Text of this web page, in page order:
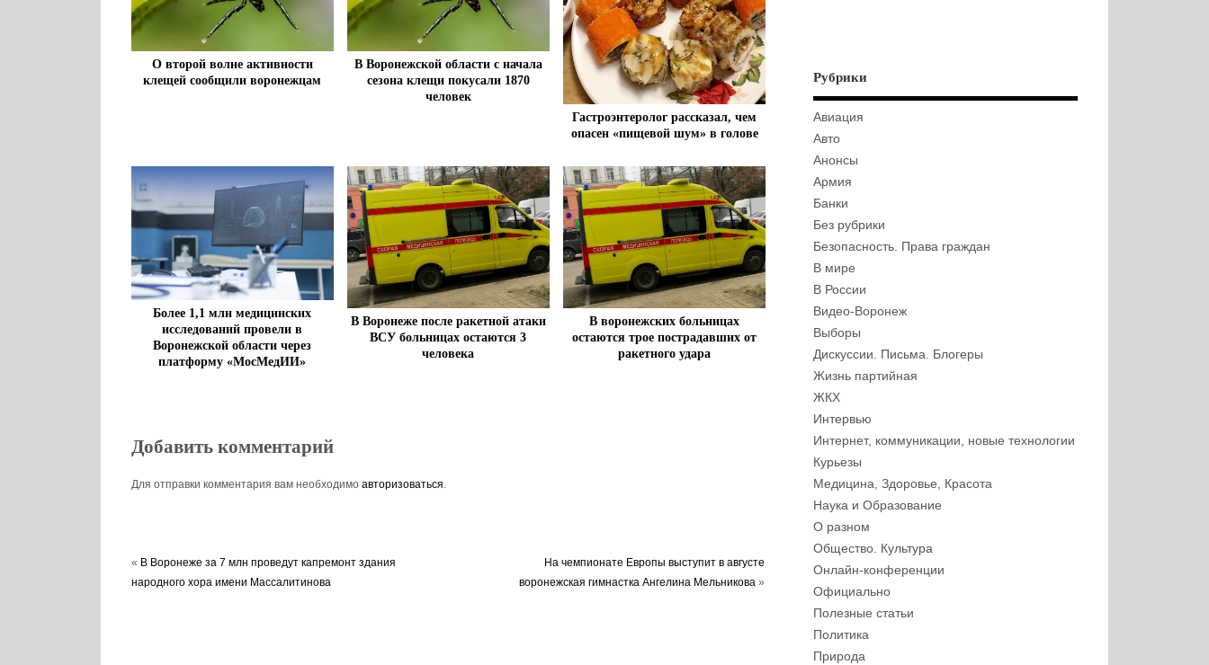
О второй волне активности
клещей сообщили воронежцам
В Воронежской области с начала
сезона клещи покусали 1870
человек
Гастроэнтеролог рассказал, чем
опасен «пищевой шум» в голове
Более 1,1 млн медицинских
исследований провели в
Воронежской области через
платформу «МосМедИИ»
В Воронеже после ракетной атаки
ВСУ больницах остаются 3
человека
В воронежских больницах
остаются трое пострадавших от
ракетного удара
Добавить комментарий
Для отправки комментария вам необходимо авторизоваться
« В Воронеже за 7 млн проведут капремонт здания
народного хора имени Массалитинова
На чемпионате Европы выступит в августе
воронежская гимнастка Ангелина Мельникова »
Рубрики
Авиация
Авто
Анонсы
Армия
Банки
Без рубрики
Безопасность. Права граждан
В мире
В России
Видео-Воронеж
Выборы
Дискуссии. Письма. Блогеры
Жизнь партийная
ЖКХ
Интервью
Интернет, коммуникации, новые технологии
Курьезы
Медицина, Здоровье, Красота
Наука и Образование
О разном
Общество. Культура
Онлайн-конференции
Официально
Полезные статьи
Политика
Природа